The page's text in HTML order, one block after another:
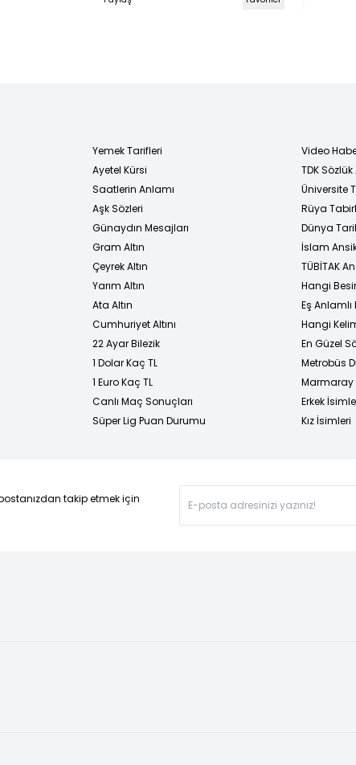
Yemek Tarifleri
Ayetel Kürsi
Saatlerin Anlamı
Aşk Sözleri
Günaydın Mesajları
Gram Altın
Çeyrek Altın
Yarım Altın
Ata Altın
Cumhuriyet Altını
22 Ayar Bilezik
1 Dolar Kaç TL
1 Euro Kaç TL
Canlı Maç Sonuçları
Süper Lig Puan Durumu
Video
TDK
Üniversite
Rüya
Dünya
İslam
TÜBİTAK
Hangi
Eş
Hangi
En Güzel
Metrobüs
Marmaray
Erkek
Kız İsimleri
takip etmek için